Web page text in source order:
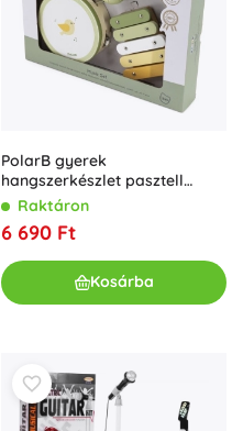
PolarB gyerek
hangszerkészlet pasztell
színekben
Raktáron
6 690 Ft
Kosárba